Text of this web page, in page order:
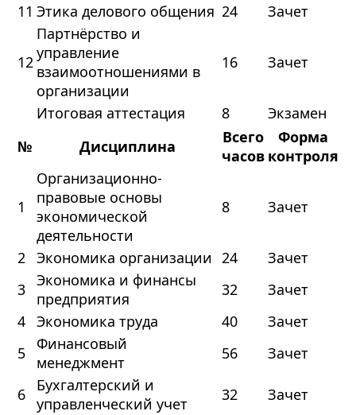
11 Этика делового общения 24 Зачет
12
Партнёрство и
управление
взаимоотношениями в
организации
16 Зачет
Итоговая аттестация 8
Экзамен
№
Дисциплина
Всего
часов
Форма
контроля
1
Организационно-
правовые основы
экономической
деятельности
8 Зачет
2 Экономика организации 24
Зачет
3 Экономика и финансы
предприятия
32
Зачет
4 Экономика труда 40
Зачет
5
Финансовый
менеджмент
56 Зачет
6
Бухгалтерский и
управленческий учет
32 Зачет